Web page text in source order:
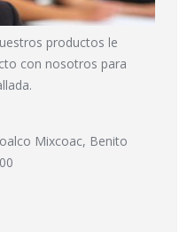
productos le
con nosotros para
Mixcoac, Benito